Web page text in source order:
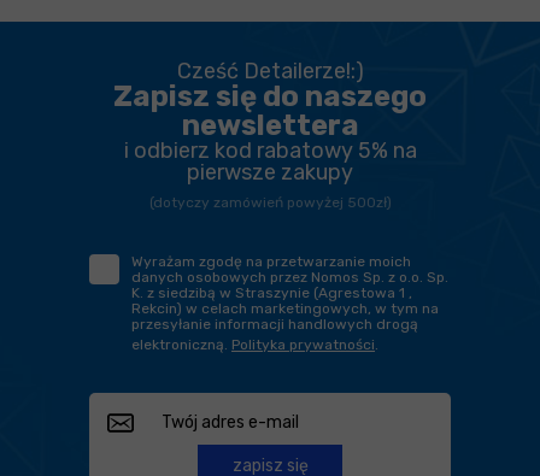
Cześć Detailerze!:)
Zapisz się do naszego
newslettera
i odbierz kod rabatowy 5% na
pierwsze zakupy
(dotyczy zamówień powyżej 500zł)
Wyrażam zgodę na przetwarzanie moich
danych osobowych przez Nomos Sp. z o.o. Sp.
K. z siedzibą w Straszynie (Agrestowa 1 ,
Rekcin) w celach marketingowych, w tym na
przesyłanie informacji handlowych drogą
elektroniczną. Polityka prywatności
zapisz się